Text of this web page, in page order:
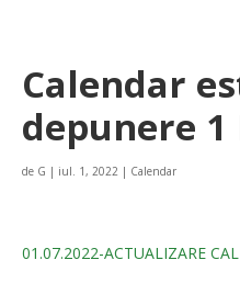
Calendar
depunere 1
de G | iul. 1, 2022| Calendar
01.07.2022-ACTUALIZARE